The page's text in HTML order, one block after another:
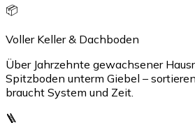
📦
Voller Keller & Dachboden
Über Jahrzehnte gewachsener
Spitzboden unterm Giebel –
braucht System und Zeit.
🪜